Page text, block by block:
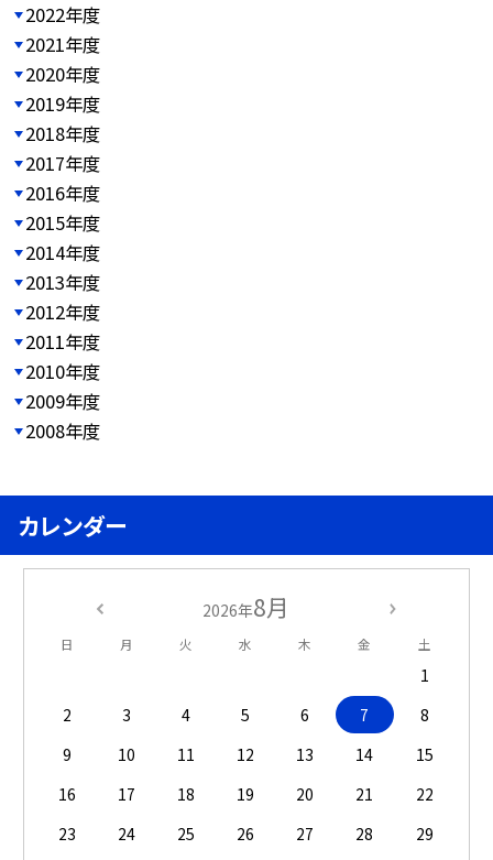
2022年度
2021年度
2020年度
2019年度
2018年度
2017年度
2016年度
2015年度
2014年度
2013年度
2012年度
2011年度
2010年度
2009年度
2008年度
カレンダー
2026年8月
日 月 火 水 木 金 土
1
2
3 4 5 6 7
8
9
10 11 12 13 14
15
16
17 18 19 20 21
22
23
24 25 26 27 28
29